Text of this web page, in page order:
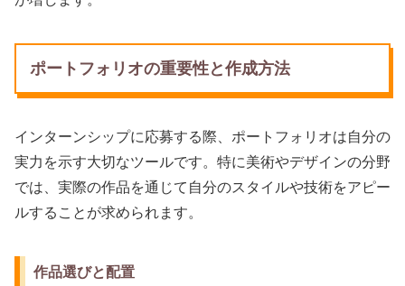
ポートフォリオの重要性と作成方法
インターンシップに応募する際、ポートフォリオは自分の
実力を示す大切なツールです。特に美術やデザインの分野
では、実際の作品を通じて自分のスタイルや技術をアピー
ルすることが求められます。
作品選びと配置